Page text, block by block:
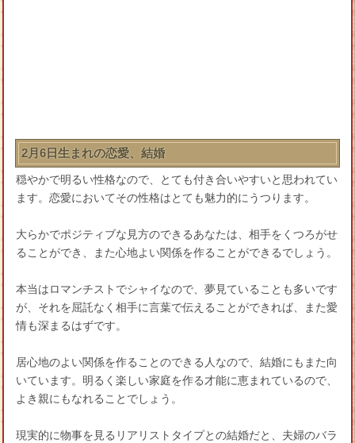
2月6日生まれの恋愛、結婚
穏やかで明るい性格なので、とても付き合いやすいと思われてい
ます。恋愛においてその性格はとても魅力的にうつります。
大らかでポジティブな見方のできるあなたは、相手をくつろがせ
ることができ、また心地よい関係を作ることができるでしょう。
本当はロマンチストでシャイなので、夢見ていることも多いです
が、それを屈託なく相手に言葉で伝えることができれば、また愛
情も深まるはずです。
居心地のよい関係を作ることのできる人なので、結婚にもまた向
いています。明るく楽しい家庭を作る才能に恵まれているので、
よき親にもなれることでしょう。
現実的に物事を見るリアリストタイプとの結婚だと、夫婦のバラ